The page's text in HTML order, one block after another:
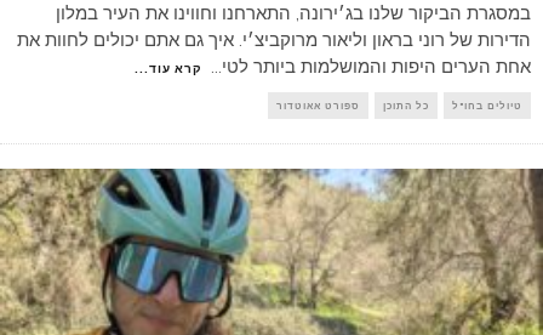
במסגרת הביקור שלנו בג׳ירונה, התארחנו וחווינו את העיר במלון
הדירות של רוני בראון וליאור מרוקביצ׳י. איך גם אתם יכולים לחוות את
אחת הערים היפות והמושלמות ביותר לטי... קרא עוד...
טיולים בחו"ל כל התוכן ספורט אאוטדור